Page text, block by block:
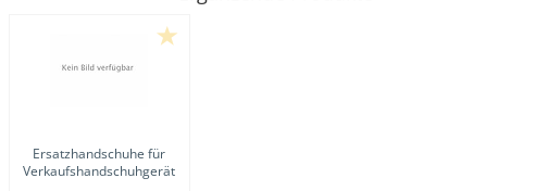
Ersatzhandschuhe für
Verkaufshandschuhgerät